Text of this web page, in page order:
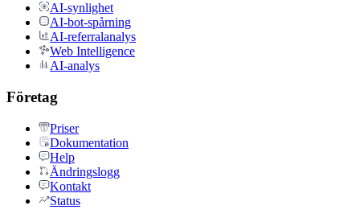
AI-synlighet
AI-bot-spårning
AI-referralanalys
Web Intelligence
AI-analys
Företag
Priser
Dokumentation
Help
Ändringslogg
Kontakt
Status